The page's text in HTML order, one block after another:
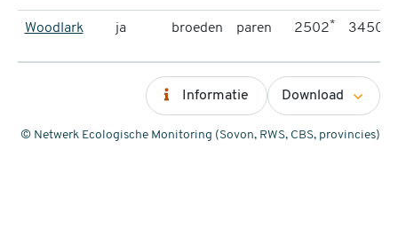
Woodlark ja broeden paren 2502* 3450
Informatie Download
© Netwerk Ecologische Monitoring (Sovon, RWS, CBS, provincies)